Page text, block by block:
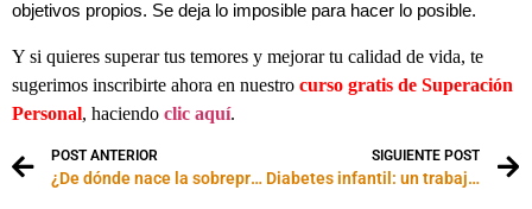
objetivos propios. Se deja lo imposible para hacer lo posible.
Y si quieres superar tus temores y mejorar tu calidad de vida, te
sugerimos inscribirte ahora en nuestro curso gratis de Superación
Personal, haciendo clic aquí.
POST ANTERIOR
¿De dónde nace la sobreprotección?
SIGUIENTE POST
Diabetes infantil: un trabajo de a tres